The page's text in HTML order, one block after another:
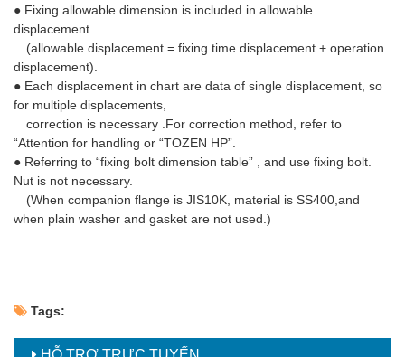
● Fixing allowable dimension is included in allowable
displacement
(allowable displacement = fixing time displacement + operation
displacement).
● Each displacement in chart are data of single displacement, so
for multiple displacements,
correction is necessary .For correction method, refer to
“Attention for handling or “TOZEN HP”.
● Referring to “fixing bolt dimension table” , and use fixing bolt.
Nut is not necessary.
(When companion flange is JIS10K, material is SS400,and
when plain washer and gasket are not used.)
Tags: